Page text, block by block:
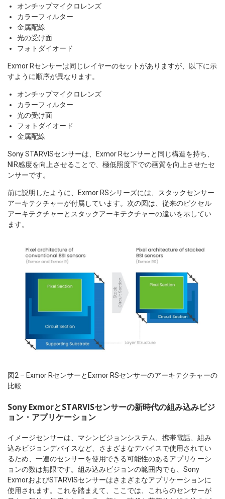
オンチップマイクロレンズ
カラーフィルター
金属配線
光の受け面
フォトダイオード
Exmor Rセンサーは同じレイヤーのセットがありますが、以下に示
すように順序が異なります。
オンチップマイクロレンズ
カラーフィルター
光の受け面
フォトダイオード
金属配線
Sony STARVISセンサーは、Exmor Rセンサーと同じ構造を持ち、
NIR感度を向上させることで、極低照度下での画質を向上させたセ
ンサーです。
前に説明したように、Exmor RSシリーズには、スタックセンサー
アーキテクチャーが付属しています。次の図は、従来のピクセル
アーキテクチャーとスタックアーキテクチャーの違いを示してい
ます。
図2 – Exmor RセンサーとExmor RSセンサーのアーキテクチャーの
比較
Sony ExmorとSTARVISセンサーの新時代の組み込みビジ
ョン・アプリケーション
イメージセンサーは、マシンビジョンシステム、携帯電話、組み
込みビジョンデバイスなど、さまざまなデバイスで使用されてい
るため、一連のセンサーを使用できる可能性のあるアプリケーシ
ョンの数は無限です。組み込みビジョンの範囲内でも、Sony
ExmorおよびSTARVISセンサーはさまざまなアプリケーションに
使用されます。これを踏まえて、ここでは、これらのセンサーが